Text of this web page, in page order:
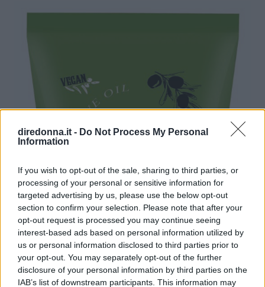
diredonna.it - Do Not Process My Personal
Information
If you wish to opt-out of the sale, sharing to third parties, or
processing of your personal or sensitive information for
targeted advertising by us, please use the below opt-out
section to confirm your selection. Please note that after your
opt-out request is processed you may continue seeing
interest-based ads based on personal information utilized by
us or personal information disclosed to third parties prior to
your opt-out. You may separately opt-out of the further
disclosure of your personal information by third parties on the
IAB’s list of downstream participants. This information may